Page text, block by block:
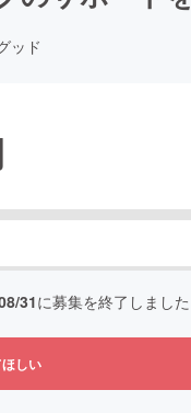
ッド
31に募集を終了しました
しい